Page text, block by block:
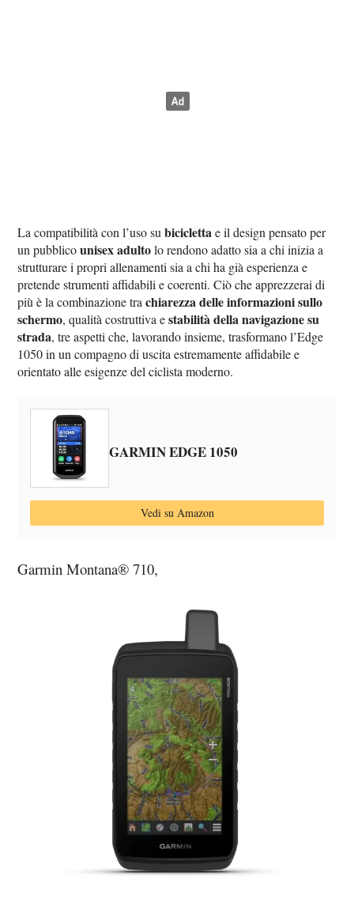
La compatibilità con l’uso subiciclettae il design pensato per
un pubblicounisex adultolo rendono adatto sia a chi inizia a
strutturare i propri allenamenti sia a chi ha già esperienza e
pretende strumenti affidabili e coerenti. Ciò che apprezzerai di
più è la combinazione trachiarezza delle informazioni sullo
schermo, qualità costruttiva estabilità della navigazione su
strada, tre aspetti che, lavorando insieme, trasformano l’Edge
1050 in un compagno di uscita estremamente affidabile e
orientato alle esigenze del ciclista moderno.
GARMIN EDGE 1050
Vedi su Amazon
Garmin Montana® 710,